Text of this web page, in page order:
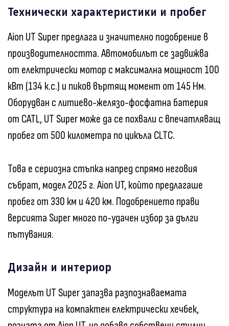
Технически характеристики и пробег
Aion UT Super предлага и значително подобрение в
производителността. Автомобилът се задвижва
от електрически мотор с максимална мощност 100
кВт (134 к.с.) и пиков въртящ момент от 145 Нм.
Оборудван с литиево-желязо-фосфатна батерия
от CATL, UT Super може да се похвали с впечатляващ
пробег от 500 километра по цикъла CLTC.
Това е сериозна стъпка напред спрямо неговия
събрат, модел 2025 г. Aion UT, който предлагаше
пробег от 330 км и 420 км. Подобрението прави
версията Super много по-удачен избор за дълги
пътувания.
Дизайн и интериор
Моделът UT Super запазва разпознаваемата
структура на компактен електрически хечбек,